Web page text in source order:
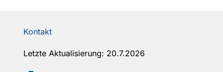
Kontakt
Letzte Aktualisierung: 20.7.2026